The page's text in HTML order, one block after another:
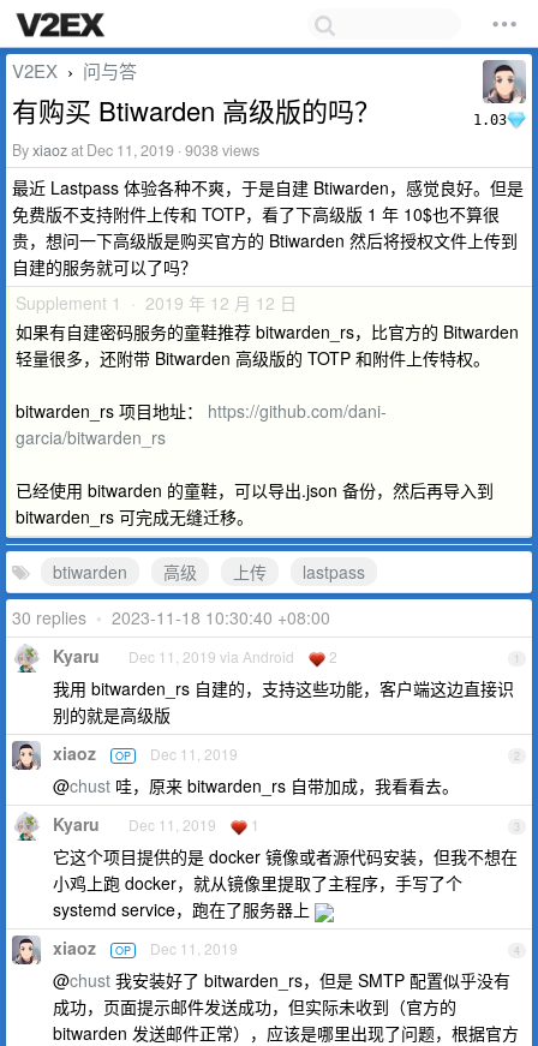
1.03
V2EX › 问与答
有购买 Btiwarden 高级版的吗？
Byxiaozat Dec 11, 2019 · 9038 views
最近 Lastpass 体验各种不爽，于是自建 Btiwarden，感觉良好。但是
免费版不支持附件上传和 TOTP，看了下高级版 1 年 10$也不算很
贵，想问一下高级版是购买官方的 Btiwarden 然后将授权文件上传到
自建的服务就可以了吗？
Supplement 1 · 2019 年 12 月 12 日
如果有自建密码服务的童鞋推荐 bitwarden_rs，比官方的 Bitwarden
轻量很多，还附带 Bitwarden 高级版的 TOTP 和附件上传特权。
bitwarden_rs 项目地址： https://github.com/dani-
garcia/bitwarden_rs
已经使用 bitwarden 的童鞋，可以导出.json 备份，然后再导入到
bitwarden_rs 可完成无缝迁移。
btiwarden 高级 上传
lastpass
30 replies • 2023-11-18 10:30:40 +08:00
1
Kyaru Dec 11, 2019 via Android 2
我用 bitwarden_rs 自建的，支持这些功能，客户端这边直接识
别的就是高级版
2
xiaoz OP Dec 11, 2019
@chust 哇，原来 bitwarden_rs 自带加成，我看看去。
3
Kyaru Dec 11, 2019 1
它这个项目提供的是 docker 镜像或者源代码安装，但我不想在
小鸡上跑 docker，就从镜像里提取了主程序，手写了个
systemd service，跑在了服务器上
4
xiaoz OP Dec 11, 2019
@chust 我安装好了 bitwarden_rs，但是 SMTP 配置似乎没有
成功，页面提示邮件发送成功，但实际未收到（官方的
bitwarden 发送邮件正常），应该是哪里出现了问题，根据官方